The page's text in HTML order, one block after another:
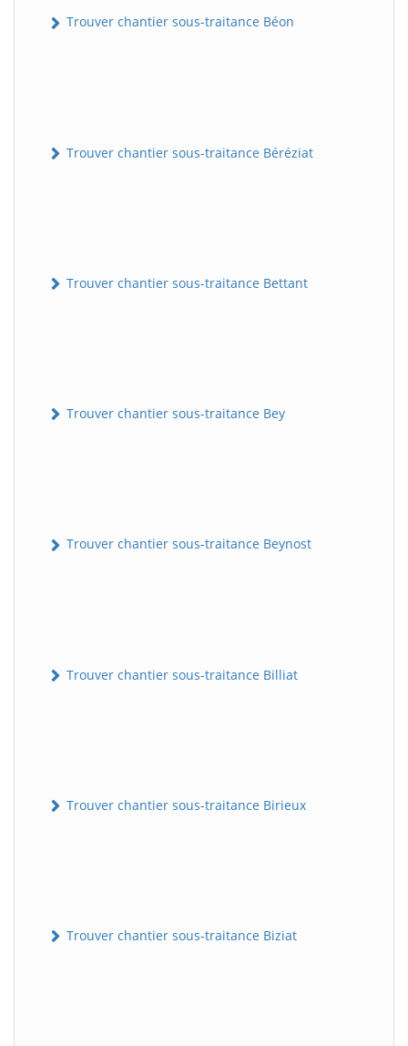
Trouver chantier sous-traitance Béon
Trouver chantier sous-traitance Béréziat
Trouver chantier sous-traitance Bettant
Trouver chantier sous-traitance Bey
Trouver chantier sous-traitance Beynost
Trouver chantier sous-traitance Billiat
Trouver chantier sous-traitance Birieux
Trouver chantier sous-traitance Biziat